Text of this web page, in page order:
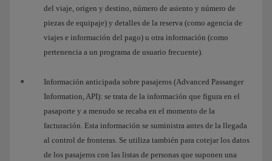
del viaje, origen y destino, número de asiento y número de
piezas de equipaje) y detalles de la reserva (como agencia de
viajes e información del pago) u otra información (como
pertenencia a un programa de usuario frecuente).
Información anticipada sobre pasajeros (Advanced Passanger
Information, API): se trata de la información que figura en el
pasaporte y a menudo se recaba en el momento de la
facturación. Esta información se suministra antes de la llegada
al control de fronteras. Se utiliza también para cotejar los datos
de los pasajeros con las listas de personas que suponen una